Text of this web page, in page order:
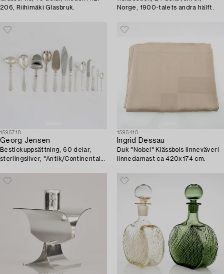
206, Riihimäki Glasbruk.
Norge, 1900-talets andra hälft.
1595718
Georg Jensen
Bestickuppsättning, 60 delar,
sterlingsilver, "Antik/Continental",
1595410
Ingrid Dessau
Duk "Nobel" Klässbols linneväveri
linnedamast ca 420x174 cm.